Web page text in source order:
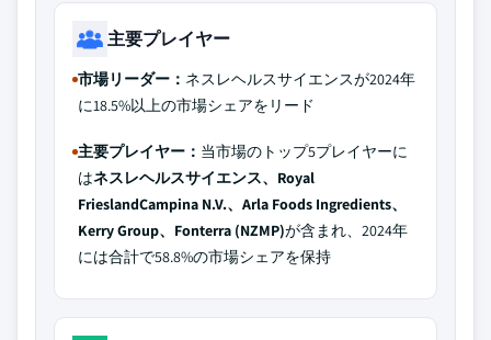
主要プレイヤー
市場リーダー： ネスレヘルスサイエンスが2024年
に18.5%以上の市場シェアをリード
主要プレイヤー： 当市場のトップ5プレイヤーに
はネスレヘルスサイエンス、Royal
FrieslandCampina N.V.、Arla Foods Ingredients、
Kerry Group、Fonterra (NZMP)が含まれ、2024年
には合計で58.8%の市場シェアを保持